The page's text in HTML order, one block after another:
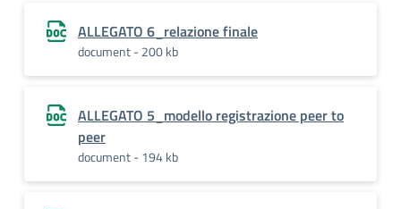
ALLEGATO 6_relazione finale
document - 200 kb
ALLEGATO 5_modello registrazione peer to
peer
document - 194 kb